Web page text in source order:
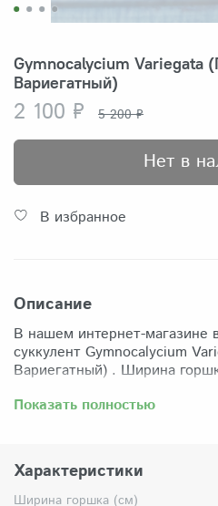
Gymnocalycium Variegata
Вариегатный)
2 100 ₽ 5 200 ₽
Нет в
В избранное
Описание
В нашем интернет-магазине
суккулент Gymnocalycium
Вариегатный) . Ширина
Забрать растение можно
по России осуществляется
СДЭК.
Показать полностью
Характеристики
Ширина горшка (см)